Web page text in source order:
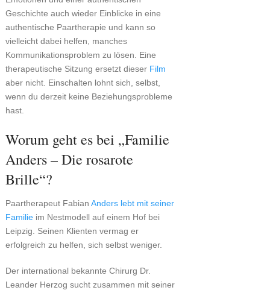
Geschichte auch wieder Einblicke in eine
authentische Paartherapie und kann so
vielleicht dabei helfen, manches
Kommunikationsproblem zu lösen. Eine
therapeutische Sitzung ersetzt dieser Film
aber nicht. Einschalten lohnt sich, selbst,
wenn du derzeit keine Beziehungsprobleme
hast.
Worum geht es bei „Familie
Anders – Die rosarote
Brille“?
Paartherapeut Fabian Anders lebt mit seiner
Familieim Nestmodell auf einem Hof bei
Leipzig. Seinen Klienten vermag er
erfolgreich zu helfen, sich selbst weniger.
Der international bekannte Chirurg Dr.
Leander Herzog sucht zusammen mit seiner